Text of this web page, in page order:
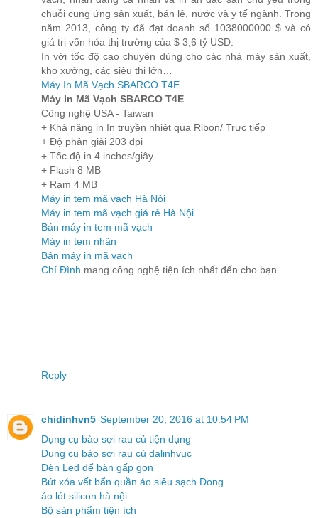
chuỗi cung ứng sản xuất, bán lẻ, nước và y tế ngành. Trong
năm 2013, công ty đã đạt doanh số 1038000000 $ và có
giá trị vốn hóa thị trường của $ 3,6 tỷ USD.
In với tốc độ cao chuyên dùng cho các nhà máy sản xuất,
kho xưởng, các siêu thị lớn…
Máy In Mã Vạch SBARCO T4E
Máy In Mã Vạch SBARCO T4E
Công nghệ USA - Taiwan
+ Khả năng in In truyền nhiệt qua Ribon/ Trực tiếp
+ Độ phân giải 203 dpi
+ Tốc độ in 4 inches/giây
+ Flash 8 MB
+ Ram 4 MB
Máy in tem mã vạch Hà Nội
Máy in tem mã vạch giá rẻ Hà Nội
Bán máy in tem mã vạch
Máy in tem nhãn
Bán máy in mã vạch
Chí Đình mang công nghệ tiện ích nhất đến cho bạn
Reply
chidinhvn5 September 20, 2016 at 10:54 PM
Dụng cụ bào sợi rau củ tiện dụng
Dụng cụ bào sợi rau củ dalinhvuc
Đèn Led để bàn gấp gọn
Bút xóa vết bẩn quần áo siêu sạch Dong
áo lót silicon hà nội
Bộ sản phẩm tiện ích